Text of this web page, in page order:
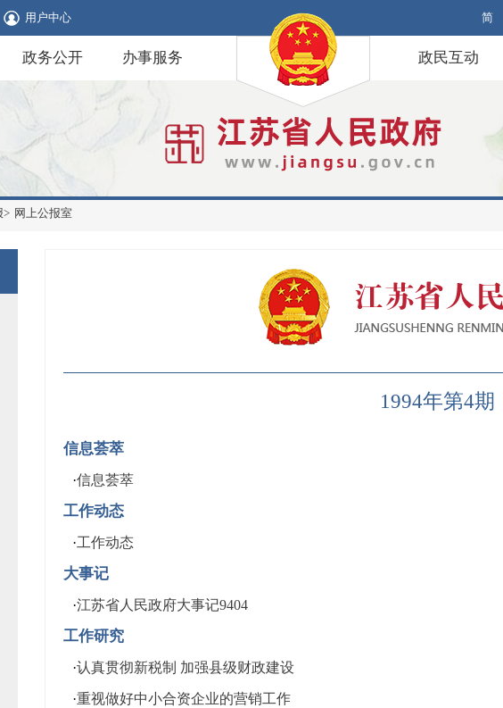
用户中心 简
政务公开 办事服务 政民互动
> 网上公报室
1994年第4期
信息荟萃
·信息荟萃
工作动态
·工作动态
大事记
·江苏省人民政府大事记9404
工作研究
·认真贯彻新税制 加强县级财政建设
·重视做好中小合资企业的营销工作